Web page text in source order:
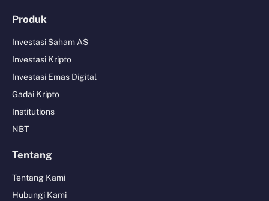
Produk
Investasi Saham AS
Investasi Kripto
Investasi Emas Digital
Gadai Kripto
Institutions
NBT
Tentang
Tentang Kami
Hubungi Kami